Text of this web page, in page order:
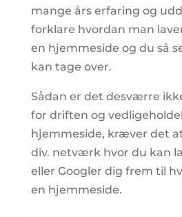
mange års erfaring og
forklare hvordan man
en hjemmeside og du så
kan tage over.
Sådan er det desværre
for driften og
hjemmeside, kræver det
div. netværk hvor du kan
eller Googler dig frem til
en hjemmeside.